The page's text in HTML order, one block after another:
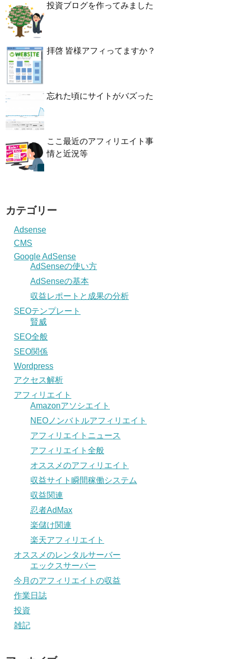
投資ブログを作ってみました
拝啓 皆様アフィってますか？
忘れた頃にサイトがバズった
ここ最近のアフィリエイト事
情と近況等
カテゴリー
Adsense
CMS
Google AdSense
AdSenseの使い方
AdSenseの基本
収益レポートと成果の分析
SEOテンプレート
賢威
SEO全般
SEO関係
Wordpress
アクセス解析
アフィリエイト
Amazonアソシエイト
NEOノンバトルアフィリエイト
アフィリエイトニュース
アフィリエイト全般
オススメのアフィリエイト
収益サイト瞬間稼働システム
収益関連
忍者AdMax
楽儲け関連
楽天アフィリエイト
オススメのレンタルサーバー
エックスサーバー
今月のアフィリエイトの収益
作業日誌
投資
雑記